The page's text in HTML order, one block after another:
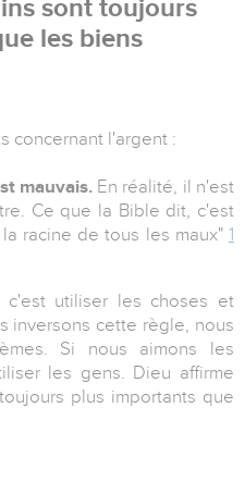
sont toujours
les biens
concernant l'argent :
mauvais. En réalité, il n'est
Ce que la Bible dit, c'est
racine de tous les maux" 1
utiliser les choses et
inversons cette règle, nous
Si nous aimons les
les gens. Dieu affirme
plus importants que